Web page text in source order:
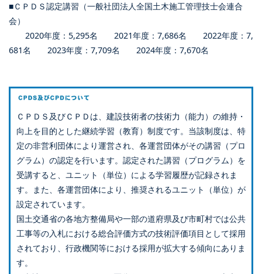
■ＣＰＤＳ認定講習（一般社団法人全国土木施工管理技士会連合
会）
2020年度：5,295名 2021年度：7,686名 2022年度：7,
681名 2023年度：7,709名 2024年度：7,670名
ＣＰＤＳ及びＣＰＤは、建設技術者の技術力（能力）の維持・
向上を目的とした継続学習（教育）制度です。当該制度は、特
定の非営利団体により運営され、各運営団体がその講習（プロ
グラム）の認定を行います。認定された講習（プログラム）を
受講すると、ユニット（単位）による学習履歴が記録されま
す。また、各運営団体により、推奨されるユニット（単位）が
設定されています。
国土交通省の各地方整備局や一部の道府県及び市町村では公共
工事等の入札における総合評価方式の技術評価項目として採用
されており、行政機関等における採用が拡大する傾向にありま
す。